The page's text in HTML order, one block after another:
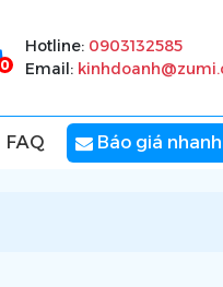
0
Hotline: 0903132585
Email:
FAQ Báo giá nhanh